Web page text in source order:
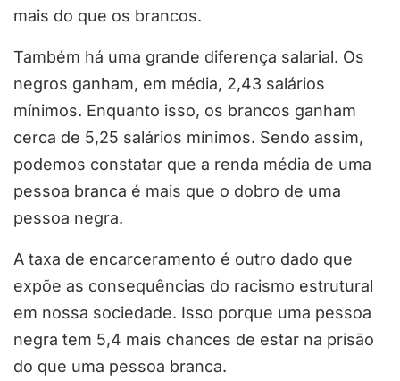
mais do que os brancos.
Também há uma grande diferença salarial. Os
negros ganham, em média, 2,43 salários
mínimos. Enquanto isso, os brancos ganham
cerca de 5,25 salários mínimos. Sendo assim,
podemos constatar que a renda média de uma
pessoa branca é mais que o dobro de uma
pessoa negra.
A taxa de encarceramento é outro dado que
expõe as consequências do racismo estrutural
em nossa sociedade. Isso porque uma pessoa
negra tem 5,4 mais chances de estar na prisão
do que uma pessoa branca.